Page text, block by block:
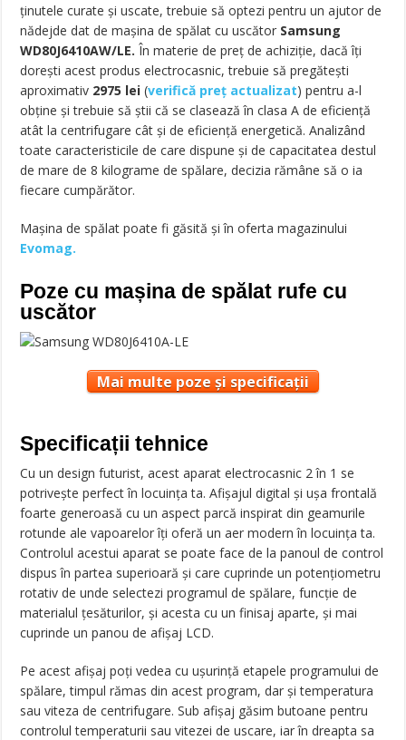
ţinutele curate şi uscate, trebuie să optezi pentru un ajutor de
nădejde dat de maşina de spălat cu uscător Samsung
WD80J6410AW/LE.În materie de preţ de achiziţie, dacă îţi
doreşti acest produs electrocasnic, trebuie să pregăteşti
aproximativ 2975 lei(verifică preț actualizat) pentru a-l
obţine şi trebuie să ştii că se clasează în clasa A de eficienţă
atât la centrifugare cât şi de eficienţă energetică. Analizând
toate caracteristicile de care dispune şi de capacitatea destul
de mare de 8 kilograme de spălare, decizia rămâne să o ia
fiecare cumpărător.
Mașina de spălat poate fi găsită și în oferta magazinului
Evomag.
Poze cu mașina de spălat rufe cu
uscător
Mai multe poze și specificații
Specificații tehnice
Cu un design futurist, acest aparat electrocasnic 2 în 1 se
potriveşte perfect în locuinţa ta. Afişajul digital şi uşa frontală
foarte generoasă cu un aspect parcă inspirat din geamurile
rotunde ale vapoarelor îţi oferă un aer modern în locuinţa ta.
Controlul acestui aparat se poate face de la panoul de control
dispus în partea superioară şi care cuprinde un potenţiometru
rotativ de unde selectezi programul de spălare, funcţie de
materialul ţesăturilor, şi acesta cu un finisaj aparte, şi mai
cuprinde un panou de afişaj LCD.
Pe acest afişaj poţi vedea cu uşurinţă etapele programului de
spălare, timpul rămas din acest program, dar şi temperatura
sau viteza de centrifugare. Sub afişaj găsim butoane pentru
controlul temperaturii sau vitezei de uscare, iar în dreapta sa